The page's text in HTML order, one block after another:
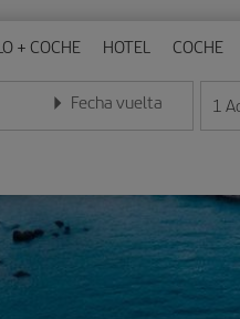
+ COCHE HOTEL COCHE
en formato día/mes/año
Fecha vuelta
Introduce la fecha en 1